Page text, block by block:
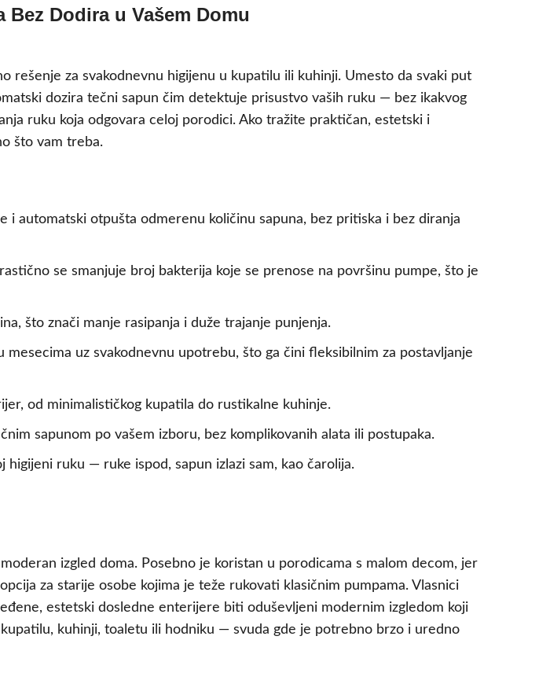
Dodira u Vašem Domu
rešenje za svakodnevnu higijenu u kupatilu ili kuhinji. Umesto da svaki put
dozira tečni sapun čim detektuje prisustvo vaših ruku — bez ikakvog
ruku koja odgovara celoj porodici. Ako tražite praktičan, estetski i
što vam treba.
i automatski otpušta odmerenu količinu sapuna, bez pritiska i bez diranja
se smanjuje broj bakterija koje se prenose na površinu pumpe, što je
što znači manje rasipanja i duže trajanje punjenja.
uz svakodnevnu upotrebu, što ga čini fleksibilnim za postavljanje
od minimalističkog kupatila do rustikalne kuhinje.
sapunom po vašem izboru, bez komplikovanih alata ili postupaka.
ruku — ruke ispod, sapun izlazi sam, kao čarolija.
izgled doma. Posebno je koristan u porodicama s malom decom, jer
za starije osobe kojima je teže rukovati klasičnim pumpama. Vlasnici
estetski dosledne enterijere biti oduševljeni modernim izgledom koji
kuhinji, toaletu ili hodniku — svuda gde je potrebno brzo i uredno